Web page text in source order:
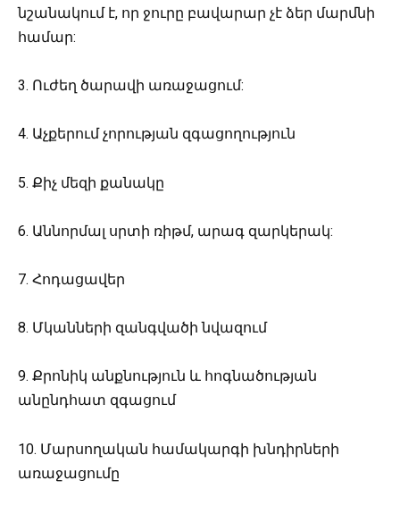
նշանակում է, որ ջուրը բավարար չէ ձեր մարմնի
համար:
3. Ուժեղ ծարավի առաջացում:
4. Աչքերում չորության զգացողություն
5. Քիչ մեզի քանակը
6. Աննորմալ սրտի ռիթմ, արագ զարկերակ:
7. Հոդացավեր
8. Մկանների զանգվածի նվազում
9. Քրոնիկ անքնություն և հոգնածության
անընդհատ զգացում
10. Մարսողական համակարգի խնդիրների
առաջացումը